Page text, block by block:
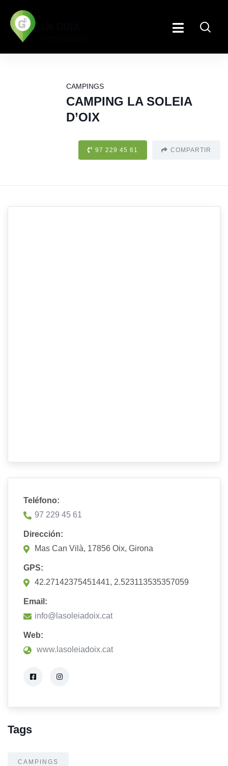
CAMPINGS
CAMPING LA SOLEIA
D’OIX
97 229 45 61 COMPARTIR
Teléfono:
97 229 45 61
Dirección:
Mas Can Vilà, 17856 Oix, Girona
GPS:
42.27142375451441, 2.523113535357059
Email:
info@lasoleiadoix.cat
Web:
www.lasoleiadoix.cat
Tags
CAMPINGS